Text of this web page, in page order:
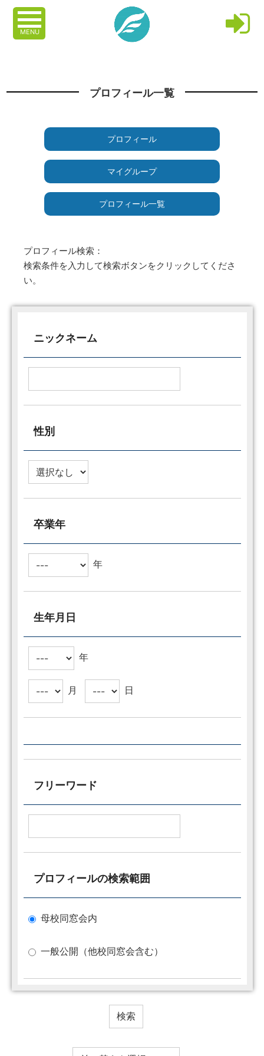
MENU
プロフィール一覧
プロフィール
マイグループ
プロフィール一覧
プロフィール検索：
検索条件を入力して検索ボタンをクリックしてくださ
い。
ニックネーム
性別
卒業年
年
生年月日
年
月 日
フリーワード
プロフィールの検索範囲
母校同窓会内
一般公開（他校同窓会含む）